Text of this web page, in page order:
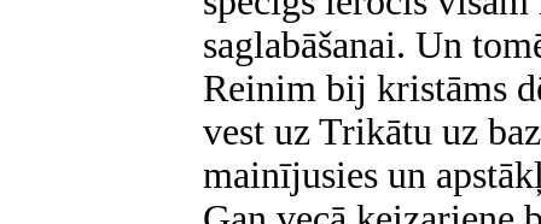
saglabāšanai. Un
Reinim bij kristāms
vest uz Trikātu uz
mainījusies un